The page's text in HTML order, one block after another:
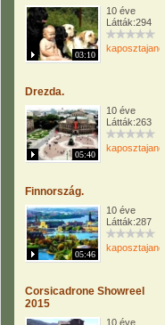
03:10
10 éve
Látták:294
kaposztajanos
Drezda.
05:40
10 éve
Látták:263
kaposztajanos
Finnország.
05:46
10 éve
Látták:287
kaposztajanos
Corsicadrone Showreel
2015
10 éve